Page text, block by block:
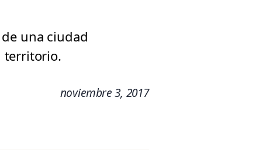
una ciudad
territorio.
noviembre 3, 2017